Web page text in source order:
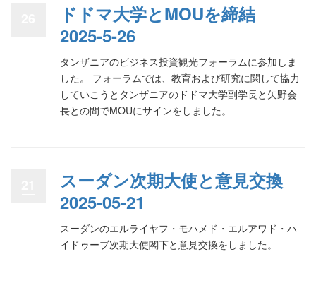
ドドマ大学とMOUを締結
2025-5-26
タンザニアのビジネス投資観光フォーラムに参加しま
した。 フォーラムでは、教育および研究に関して協力
していこうとタンザニアのドドマ大学副学長と矢野会
長との間でMOUにサインをしました。
スーダン次期大使と意見交換
2025-05-21
スーダンのエルライヤフ・モハメド・エルアワド・ハ
イドゥーブ次期大使閣下と意見交換をしました。